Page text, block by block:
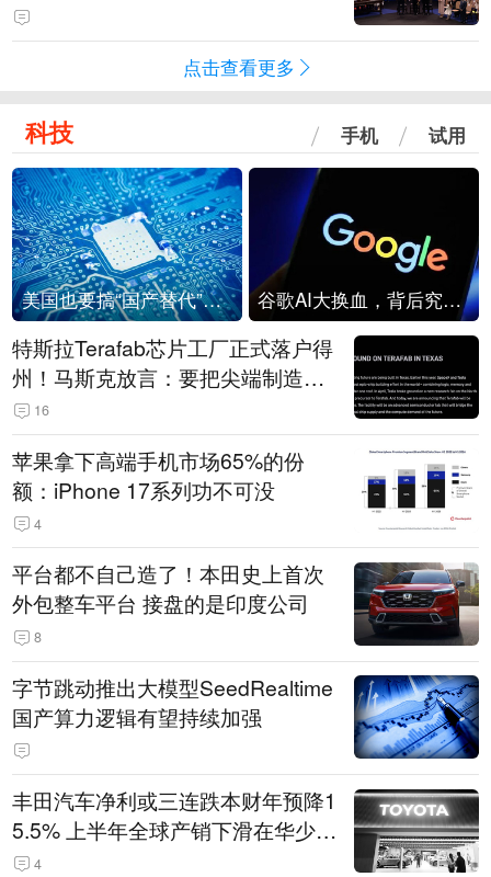
点击查看更多
科技 手机 试用
美国也要搞“国产替代”？先算清三笔账 谷歌AI大换血，背后究竟发生了什么？
特斯拉Terafab芯片工厂正式落户得
州！马斯克放言：要把尖端制造带
回美国
16
苹果拿下高端手机市场65%的份
额：iPhone 17系列功不可没
4
平台都不自己造了！本田史上首次
外包整车平台 接盘的是印度公司
8
字节跳动推出大模型SeedRealtime
国产算力逻辑有望持续加强
丰田汽车净利或三连跌本财年预降1
5.5% 上半年全球产销下滑在华少卖
14.3万辆
4